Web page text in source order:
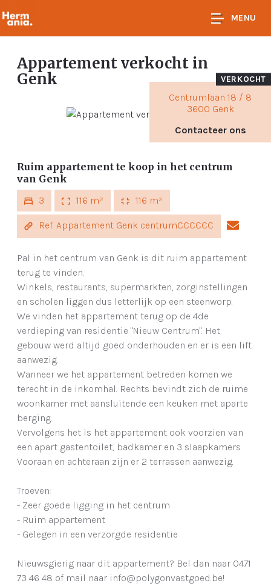
MENU
Appartement verkocht in
Genk
Centrumlaan 18 / 8
3600 Genk
Contacteer ons
VERKOCHT
Ruim appartement te koop in het centrum
van Genk
3 116 m² 116 m²
Ref. Appartement Genk centrumCCCCCC
Pal in het centrum van Genk is dit ruim appartement
terug te vinden.
Winkels, restaurants, supermarkten, zorginstellingen
en scholen liggen dus letterlijk op een steenworp.
We vinden het appartement terug op de 4de
verdieping van residentie "Nieuw Centrum". Het
gebouw werd altijd goed onderhouden en er is een lift
aanwezig.
Wanneer we het appartement betreden komen we
terecht in de inkomhal. Rechts bevindt zich de ruime
woonkamer met aansluitende een keuken met aparte
berging.
Vervolgens het is het appartement ook voorzien van
een apart gastentoilet, badkamer en 3 slaapkamers.
Vooraan en achteraan zijn er 2 terrassen aanwezig.
Troeven:
- Zeer goede ligging in het centrum
- Ruim appartement
- Gelegen in een verzorgde residentie
Nieuwsgierig naar dit appartement? Bel dan naar 0471
73 46 48 of mail naar info@polygonvastgoed.be!